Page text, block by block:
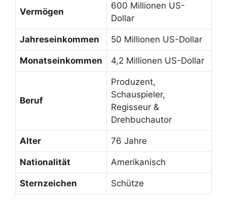
Vermögen
600 Millionen US-
Dollar
Jahreseinkommen 50 Millionen US-Dollar
Monatseinkommen 4,2 Millionen US-Dollar
Beruf
Produzent,
Schauspieler,
Regisseur &
Drehbuchautor
Alter 76 Jahre
Nationalität Amerikanisch
Sternzeichen Schütze